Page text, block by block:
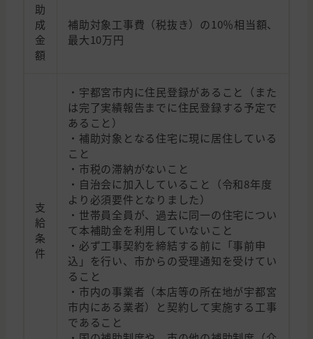
助
成
金
額
補助対象工事費（税抜き）の10％相当額、
最大10万円
支
給
条
件
・宇都宮市内に住民登録があること（また
は完了実績報告までに住民登録する予定で
あること）
・補助対象となる住宅に現に居住している
こと
・市税の滞納がないこと
・自治会に加入していること（令和8年度
より必須要件となりました）
・世帯員全員が、過去に同一の住宅につい
て本補助金を利用していないこと
・必ず工事契約を締結する前に「事前申
込」を行い、市からの受理通知を受けてい
ること
・市内の事業者（本店等の所在地が宇都宮
市内にある業者）と契約して実施する工事
であること